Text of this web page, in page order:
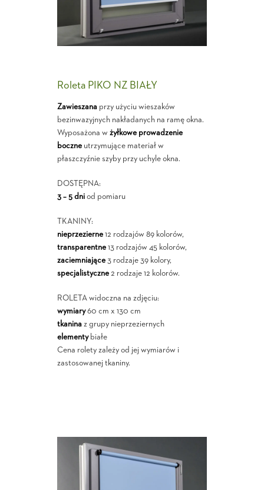
Roleta PIKO NZ BIAŁY
Zawieszanaprzy użyciu wieszaków
bezinwazyjnych nakładanych na ramę okna.
Wyposażona w żyłkowe prowadzenie
boczneutrzymujące materiał w
płaszczyźnie szyby przy uchyle okna.
DOSTĘPNA:
3 – 5 dniod pomiaru
TKANINY:
nieprzezierne12 rodzajów 89 kolorów,
transparentne13 rodzajów 45 kolorów,
zaciemniające3 rodzaje 39 kolory,
specjalistyczne2 rodzaje 12 kolorów.
ROLETA widoczna na zdjęciu:
wymiary60 cm x 130 cm
tkaninaz grupy nieprzeziernych
elementybiałe
Cena rolety zależy od jej wymiarów i
zastosowanej tkaniny.